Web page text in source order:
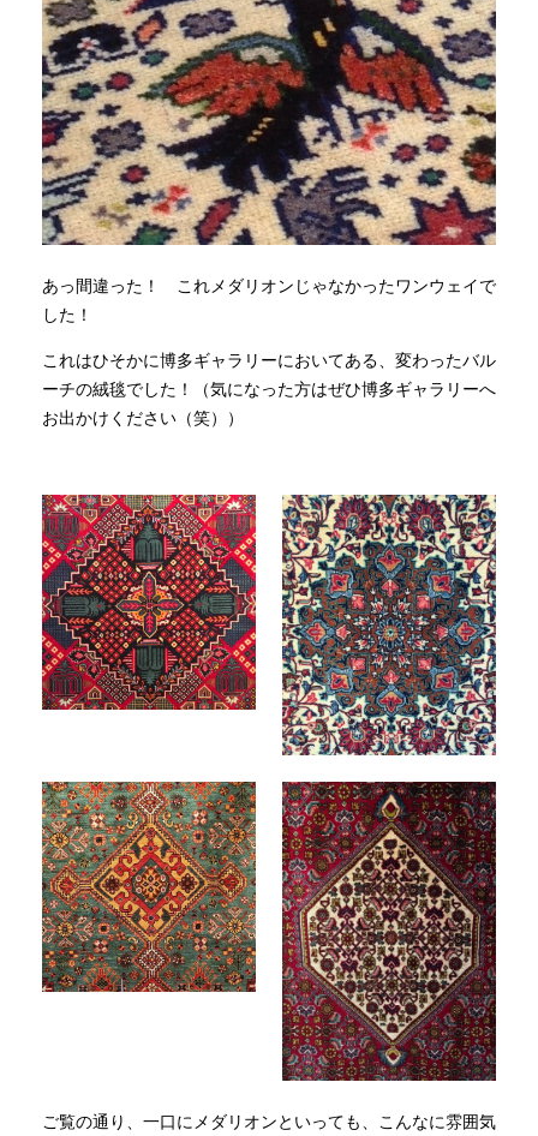
あっ間違った！ これメダリオンじゃなかったワンウェイで
した！
これはひそかに博多ギャラリーにおいてある、変わったバル
ーチの絨毯でした！（気になった方はぜひ博多ギャラリーへ
お出かけください（笑））
ご覧の通り、一口にメダリオンといっても、こんなに雰囲気